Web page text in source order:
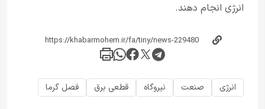
انرژی انجام دهند.
انرژی صنعت نیروگاه قطعی برق فصل گرما